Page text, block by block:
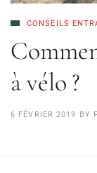
CONSEILS
à vélo ?
6 FÉVRIER 2019 BY